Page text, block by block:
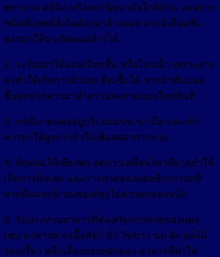
พยาบาล คลินิก หรือสถานีอนามัยใกล้บ้าน แผลบาง
ชนิดที่แพทย์สั่งไม่ต้องมาล้างแผล หากมีเลือดซึม
ออกมาให้มาเปิดแผลล้างได้
2. ระวังอย่าให้แผลเปียกชื้น หรือโดนน้ำ เพราะอาจ
จะทำให้เกิดการอักเสบ ติดเชื้อได้ หากผ้าพันแผล
ชื้นสกปรกควรมาทำความสะอาดแผลใหม่ทันที
3. กรณีบาดแผลอยู่บริเวณแขน ขา มือ และเท้า
ควรยกให้สูงกว่าหัวใจเพื่อลดอาการบวม
4. พักผ่อนให้เพียงพอ ลดการเคลื่อนไหวที่อาจทำให้
เกิดการอักเสบ และการหายของแผลช้ากว่าปกติ
หากมีแผลบริเวณช่องท้องไม่ควรยกของหนัก
5. รับประทานอาหารที่ส่งเสริมการหายของแผล
เช่น อาหารพวกเนื้อสัตว์ ถั่ว ไข่ขาว นม ผัก ผลไม้
รสเปรี้ยว หลีกเลี่ยงของหมักดอง อาหารที่ทำให้